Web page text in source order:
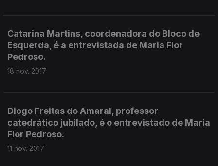
Catarina Martins, coordenadora do Bloco de
Esquerda, é a entrevistada de Maria Flor
Pedroso.
18 nov. 2017
Diogo Freitas do Amaral, professor
catedrático jubilado, é o entrevistado de Maria
Flor Pedroso.
11 nov. 2017